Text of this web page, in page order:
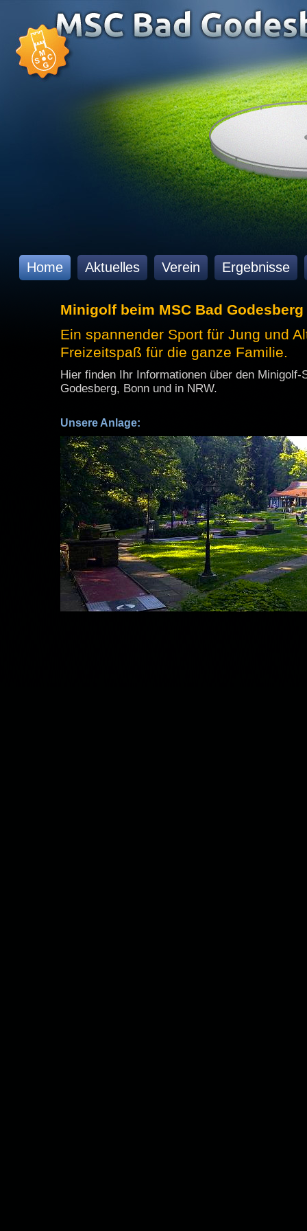
Home Aktuelles Verein Ergebnisse
Minigolf beim MSC Bad Godesberg
Ein spannender Sport für Jung und
Freizeitspaß für die ganze Familie.
Hier finden Ihr Informationen über den Minigolf-
Godesberg, Bonn und in NRW.
Unsere Anlage: